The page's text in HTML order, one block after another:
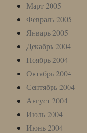
Март 2005
Февраль 2005
Январь 2005
Декабрь 2004
Ноябрь 2004
Октябрь 2004
Сентябрь 2004
Август 2004
Июль 2004
Июнь 2004